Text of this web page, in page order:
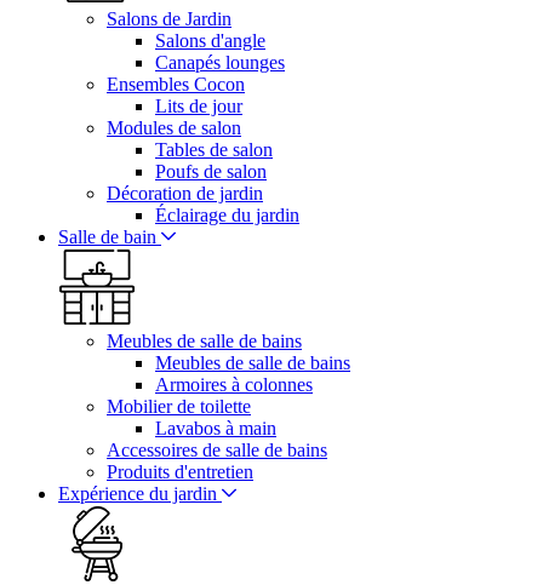
Salons de Jardin
Salons d'angle
Canapés lounges
Ensembles Cocon
Lits de jour
Modules de salon
Tables de salon
Poufs de salon
Décoration de jardin
Éclairage du jardin
Salle de bain
Meubles de salle de bains
Meubles de salle de bains
Armoires à colonnes
Mobilier de toilette
Lavabos à main
Accessoires de salle de bains
Produits d'entretien
Expérience du jardin